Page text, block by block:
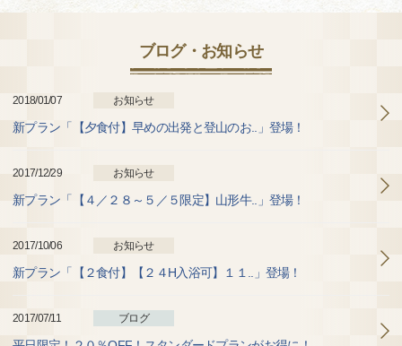
ブログ・お知らせ
2018/01/07 お知らせ
新プラン「【夕食付】早めの出発と登山のお..」登場！
2017/12/29 お知らせ
新プラン「【４／２８～５／５限定】山形牛..」登場！
2017/10/06 お知らせ
新プラン「【２食付】【２４H入浴可】１１..」登場！
2017/07/11 ブログ